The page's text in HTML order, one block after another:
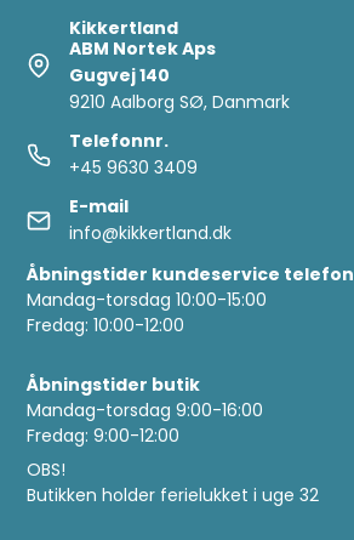
Kikkertland
ABM Nortek Aps
Gugvej 140
9210 Aalborg SØ, Danmark
Telefonnr.
+45 9630 3409
E-mail
info@kikkertland.dk
Åbningstider kundeservice telefon
Mandag-torsdag 10:00-15:00
Fredag: 10:00-12:00
Åbningstider butik
Mandag-torsdag 9:00-16:00
Fredag: 9:00-12:00
OBS!
Butikken holder ferielukket i uge 32